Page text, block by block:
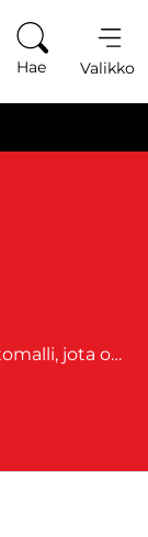
Hae Valikko
Volvo V70 on suosittu ja tunnettu automalli, jota on valmistettu vuosien 1996 ja 2016 välillä. Se on farmariauto, joka sopii matkalle kuin matkalle, ja on parhaimmillaan matka-ajossa. Tilava tavaratila takaa myös sen, että tavaraa mahtuu mukaan pidemmällekkin matkalle. Vuosien saatossa V70:stä on luotu kaksi päivitettyä sukupolvea, vuosina 2000 ja 2007, jolloin automalli koki selkeät muutokset ulkonäköönsä, säilyttäen kuitenkin klassikkoon kuuluvan arvokkuutensa.